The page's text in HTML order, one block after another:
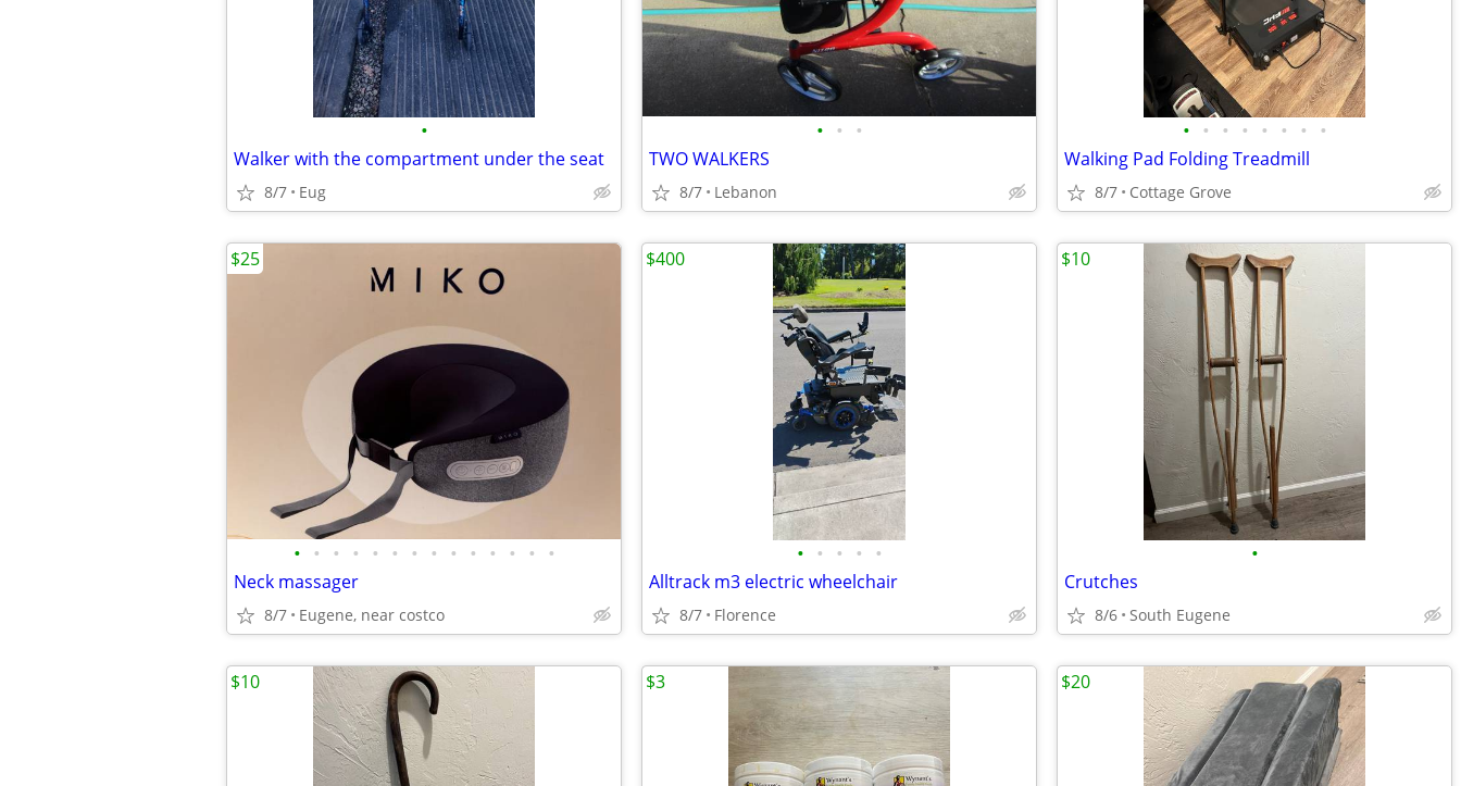
•
Walker with the compartment under the seat
8/7 Eug
• • •
TWO WALKERS
8/7 Lebanon
• • • • • • • •
Walking Pad Folding Treadmill
8/7 Cottage Grove
• • • • • • • • • • • • • •
Neck massager
8/7 Eugene, near costco
$25
• • • • •
Alltrack m3 electric wheelchair
8/7 Florence
$400
•
Crutches
8/6 South Eugene
$10
$10 $3 $20